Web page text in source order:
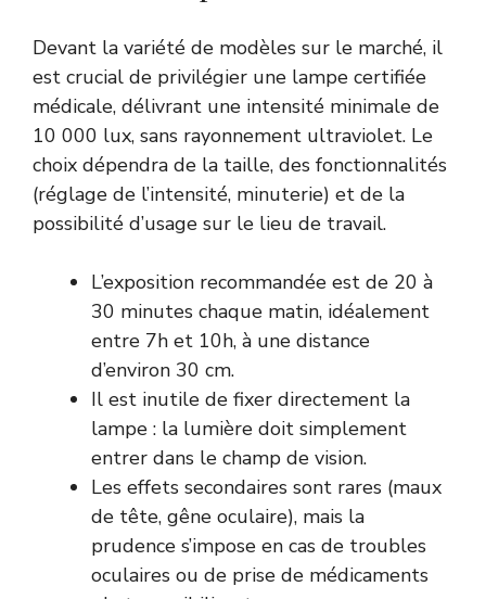
Devant la variété de modèles sur le marché, il
est crucial de privilégier une lampe certifiée
médicale, délivrant une intensité minimale de
10 000 lux, sans rayonnement ultraviolet. Le
choix dépendra de la taille, des fonctionnalités
(réglage de l’intensité, minuterie) et de la
possibilité d’usage sur le lieu de travail.
L’exposition recommandée est de 20 à
30 minutes chaque matin, idéalement
entre 7h et 10h, à une distance
d’environ 30 cm.
Il est inutile de fixer directement la
lampe : la lumière doit simplement
entrer dans le champ de vision.
Les effets secondaires sont rares (maux
de tête, gêne oculaire), mais la
prudence s’impose en cas de troubles
oculaires ou de prise de médicaments